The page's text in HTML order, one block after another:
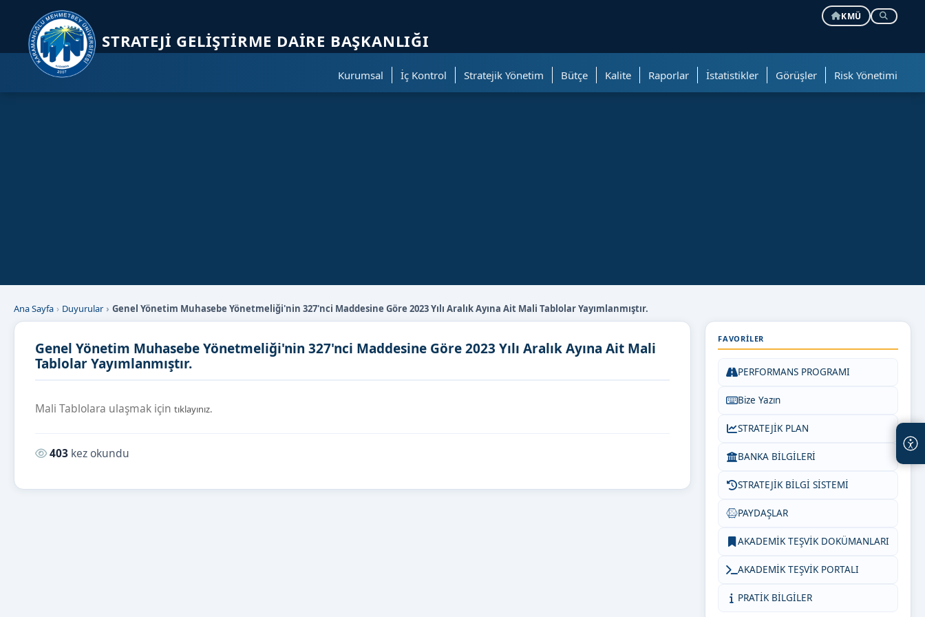
KMÜ
STRATEJI GELIŞTIRME DAIRE BAŞKANLIĞI
Kurumsal İç Kontrol Stratejik Yönetim Bütçe Kalite Raporlar İstatistikler Görüşler Risk Yönetimi
Ana Sayfa Duyurular Genel Yönetim Muhasebe Yönetmeliği'nin 327'nci Maddesine Göre 2023 Yılı Aralık Ayına Ait Mali Tablolar Yayımlanmıştır.
Genel Yönetim Muhasebe Yönetmeliği'nin 327'nci Maddesine Göre 2023 Yılı Aralık Ayına Ait Mali
Tablolar Yayımlanmıştır.
Mali Tablolara ulaşmak için tıklayınız.
Okunma sayısı:
403 kez okundu
FAVORILER
PERFORMANS PROGRAMI
Bize Yazın
STRATEJİK PLAN
BANKA BİLGİLERİ
STRATEJİK BİLGİ SİSTEMİ
PAYDAŞLAR
AKADEMİK TEŞVİK DOKÜMANLARI
AKADEMİK TEŞVİK PORTALI
PRATİK BİLGİLER